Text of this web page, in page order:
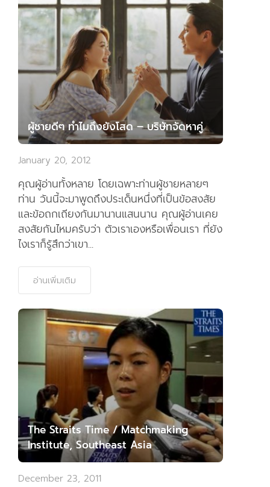
ผู้ชายดีๆ ทำไมถึงยังโสด – บริษัทจัดหาคู่
January 20, 2012
คุณผู้อ่านทั้งหลาย โดยเฉพาะท่านผู้ชายหลายๆ
ท่าน วันนี้จะมาพูดถึงประเด็นหนึ่งที่เป็นข้อสงสัย
และข้อถกเถียงกันมานานแสนนาน คุณผู้อ่านเคย
สงสัยกันไหมครับว่า ตัวเราเองหรือเพื่อนเรา ที่ยัง
ไงเราก็รู้สึกว่าเขา...
อ่านเพิ่มเติม
The Straits Time / Matchmaking
Institute, Southeast Asia
December 23, 2011